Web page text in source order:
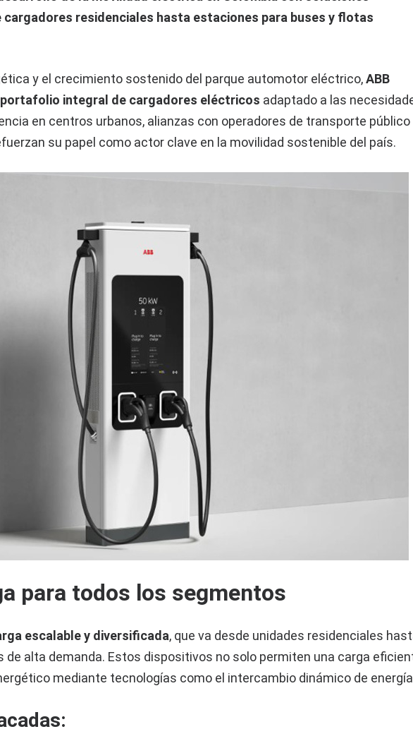
residenciales hasta estaciones para buses y flotas
y el crecimiento sostenido del parque automotor eléctrico,ABB
portafolio integral de cargadores eléctricos adaptado a las
en centros urbanos, alianzas con operadores de transporte público
su papel como actor clave en la movilidad sostenible del país.
para todos los segmentos
escalable y diversificada, que va desde unidades residenciales
de alta demanda. Estos dispositivos no solo permiten una carga
mediante tecnologías como el intercambio dinámico de